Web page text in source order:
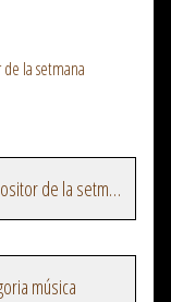
la setmana
Veure més episodis del programa El compositor de la setmana
música